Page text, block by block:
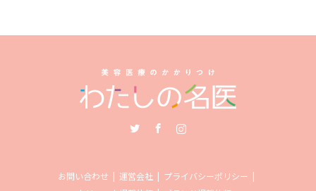
お問い合わせ 運営会社
プライバシーポリシー